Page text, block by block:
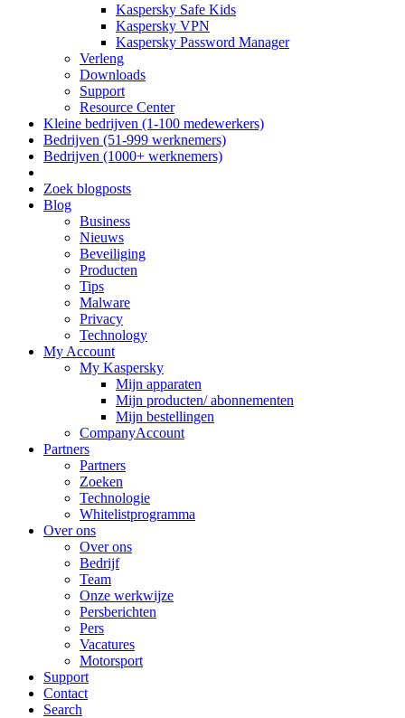
Kaspersky Safe Kids
Kaspersky VPN
Kaspersky Password Manager
Verleng
Downloads
Support
Resource Center
Kleine bedrijven (1-100 medewerkers)
Bedrijven (51-999 werknemers)
Bedrijven (1000+ werknemers)
Zoek blogposts
Blog
Business
Nieuws
Beveiliging
Producten
Tips
Malware
Privacy
Technology
My Account
My Kaspersky
Mijn apparaten
Mijn producten/ abonnementen
Mijn bestellingen
CompanyAccount
Partners
Partners
Zoeken
Technologie
Whitelistprogramma
Over ons
Over ons
Bedrijf
Team
Onze werkwijze
Persberichten
Pers
Vacatures
Motorsport
Support
Contact
Search